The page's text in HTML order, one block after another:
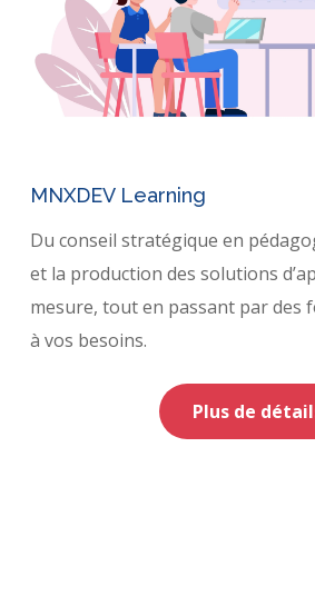
MNXDEV Learning
Du conseil stratégique en
et la production des solutions
mesure, tout en passant par des
à vos besoins.
Plus de